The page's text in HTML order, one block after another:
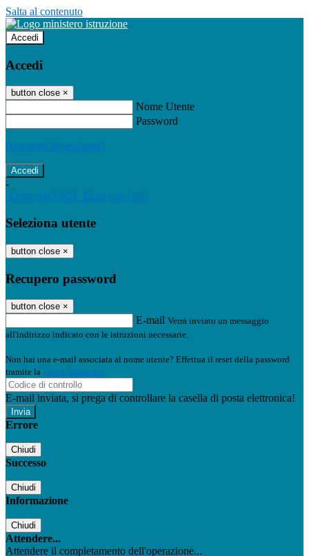
Salta al contenuto
Accedi
Accedi
button close ×
Nome Utente
Password
Password dimenticata?
-
Entra con SPID Entra con CIE
Seleziona utente
button close ×
Recupero password
button close ×
E-mail Verrà inviato un messaggio
all'indirizzo indicato con le istruzioni necessarie.
Non hai una e-mail associata al nome utente? Effettua il reset della password
tramite la Login Spaggiari
E-mail inviata, si prega di controllare la casella di posta elettronica!
Errore
Chiudi
Successo
Chiudi
Informazione
Chiudi
Attendere...
Attendere il completamento dell'operazione...